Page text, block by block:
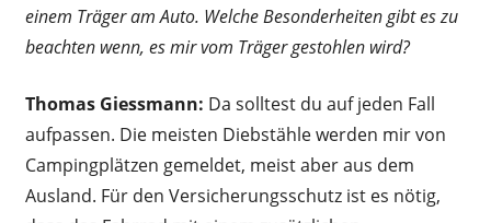
einem Träger am Auto. Welche Besonderheiten gibt es zu
beachten wenn, es mir vom Träger gestohlen wird?
Thomas Giessmann: Da solltest du auf jeden Fall
aufpassen. Die meisten Diebstähle werden mir von
Campingplätzen gemeldet, meist aber aus dem
Ausland. Für den Versicherungsschutz ist es nötig,